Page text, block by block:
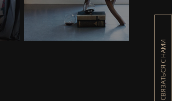
СВЯЗАТЬСЯ С НАМИ